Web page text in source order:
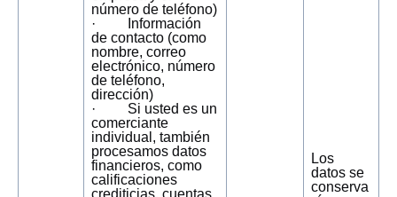
número de teléfono)
· Información
de contacto (como
nombre, correo
electrónico, número
de teléfono,
dirección)
· Si usted es un
comerciante
individual, también
procesamos datos
financieros, como
calificaciones
crediticias, cuentas
Los
datos se
conserva